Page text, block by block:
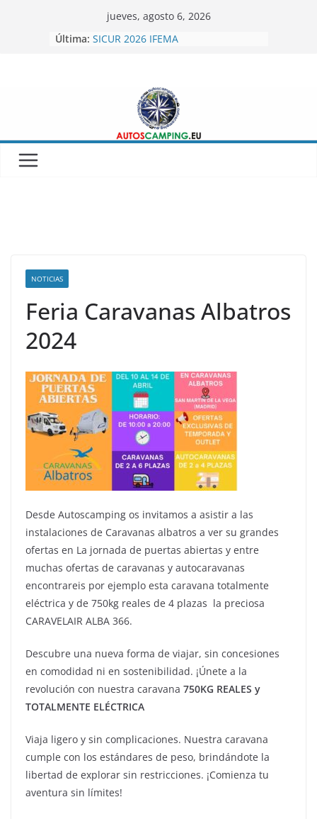
jueves, agosto 6, 2026
Última: SICUR 2026 IFEMA
MINICARAVANAS CARPENTO 360
Feria del Caravaning Xanadu 2026
NOTICIAS
Feria Caravanas Albatros
2024
Desde Autoscamping os invitamos a asistir a las
instalaciones de Caravanas albatros a ver su grandes
ofertas en La jornada de puertas abiertas y entre
muchas ofertas de caravanas y autocaravanas
encontrareis por ejemplo esta caravana totalmente
eléctrica y de 750kg reales de 4 plazas la preciosa
CARAVELAIR ALBA 366.
Descubre una nueva forma de viajar, sin concesiones
en comodidad ni en sostenibilidad. ¡Únete a la
revolución con nuestra caravana 750KG REALES y
TOTALMENTE ELÉCTRICA
Viaja ligero y sin complicaciones. Nuestra caravana
cumple con los estándares de peso, brindándote la
libertad de explorar sin restricciones. ¡Comienza tu
aventura sin límites!